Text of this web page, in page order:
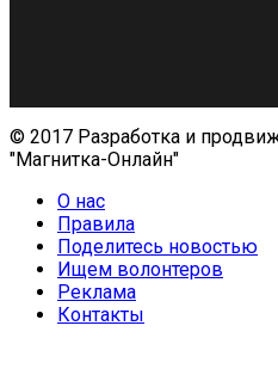
© 2017 Разработка и
"Магнитка-Онлайн"
О нас
Правила
Поделитесь новостью
Ищем волонтеров
Реклама
Контакты